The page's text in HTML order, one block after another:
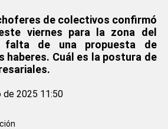
de colectivos confirmó
viernes para la zona del
falta de una propuesta de
haberes. Cuál es la postura de
de 2025 11:50